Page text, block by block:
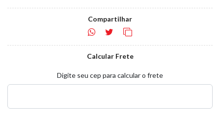
Compartilhar
Calcular Frete
Digite seu cep para calcular o frete